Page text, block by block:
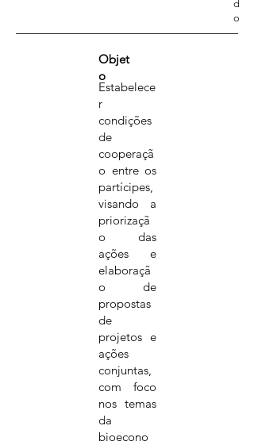
d
o
Objet
o
Estabelece
r
condições
de
cooperaçã
o entre os
partícipes,
visando a
priorizaçã
o das
ações e
elaboraçã
o de
propostas
de
projetos e
ações
conjuntas,
com foco
nos temas
da
bioecono